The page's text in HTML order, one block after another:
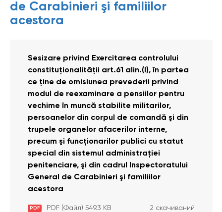
de Carabinieri şi familiilor
acestora
Sesizare privind Exercitarea controlului
constituţionalităţii art.61 alin.(l), în partea
ce ţine de omisiunea prevederii privind
modul de reexaminare a pensiilor pentru
vechime în muncă stabilite militarilor,
persoanelor din corpul de comandă şi din
trupele organelor afacerilor interne,
precum şi funcţionarilor publici cu statut
special din sistemul administraţiei
penitenciare, şi din cadrul Inspectoratului
General de Carabinieri şi familiilor
acestora
PDF PDF (Файл) 549.3 KB 2 скачиваний